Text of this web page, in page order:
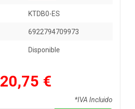
KTDB0-ES
6922794709973
Disponible
20,75 €
*IVA Incluido